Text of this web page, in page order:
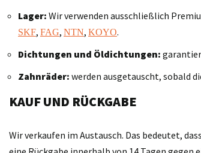
Lager: Wir verwenden ausschließlich
SKF, FAG, NTN, KOYO.
Dichtungen und Öldichtungen:
Zahnräder: werden ausgetauscht, sobald
KAUF UND RÜCKGABE
Wir verkaufen im Austausch. Das bedeutet,